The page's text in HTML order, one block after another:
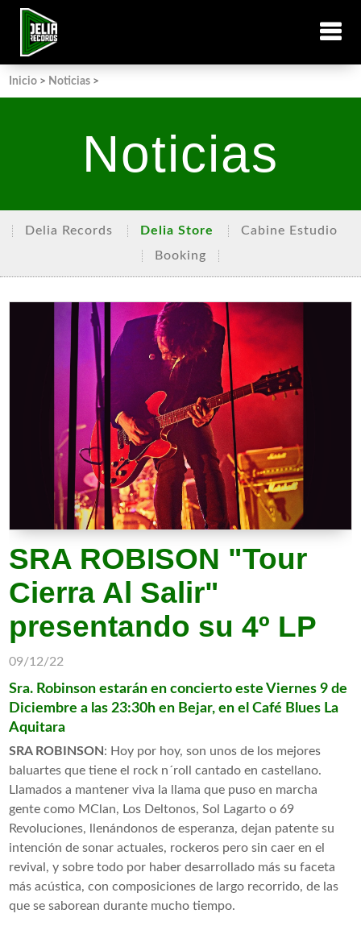
Inicio > Noticias >
Noticias
Delia Records Delia Store
Cabine Estudio
Booking
SRA ROBISON "Tour
Cierra Al Salir"
presentando su 4º LP
09/12/22
Sra. Robinson estarán en concierto este Viernes 9 de
Diciembre a las 23:30h en Bejar, en elCafé Blues La
Aquitara
SRA ROBINSON: Hoy por hoy, son unos de los mejores
baluartes que tiene el rock n´roll cantado en castellano.
Llamados a mantener viva la llama que puso en marcha
gente como MClan, Los Deltonos, Sol Lagarto o 69
Revoluciones, llenándonos de esperanza, dejan patente su
intención de sonar actuales, rockeros pero sin caer en el
revival, y sobre todo por haber desarrollado más su faceta
más acústica, con composiciones de largo recorrido, de las
que se saborean durante mucho tiempo.